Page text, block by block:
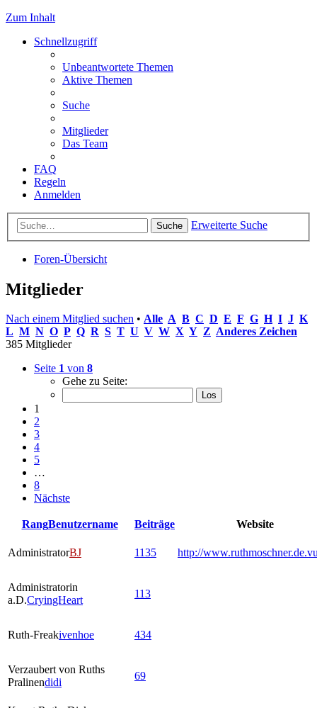
Zum Inhalt
Schnellzugriff
Unbeantwortete Themen
Aktive Themen
Suche
Mitglieder
Das Team
FAQ
Regeln
Anmelden
Suche Erweiterte Suche
Foren-Übersicht
Mitglieder
Nach einem Mitglied suchen • Alle A B C D E F G H I J K
L M N O P Q R S T U V W X Y Z Anderes Zeichen
385 Mitglieder
Seite 1 von 8
Gehe zu Seite:
1
2
3
4
5
…
8
Nächste
RangBenutzername Beiträge Website
AdministratorBJ 1135 http://
Administratorin
a.D.CryingHeart
113
Ruth-Freakivenhoe 434
Verzaubert von Ruths
Pralinendidi
69